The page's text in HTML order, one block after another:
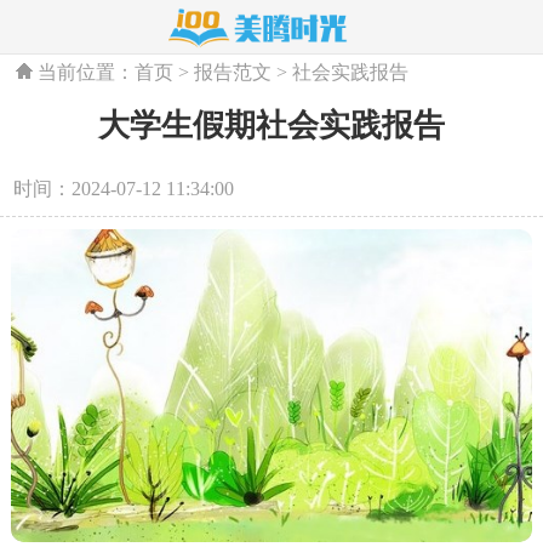
当前位置：首页 >报告范文 >社会实践报告
大学生假期社会实践报告
时间：2024-07-12 11:34:00